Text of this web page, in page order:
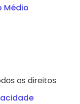
Médio
os direitos